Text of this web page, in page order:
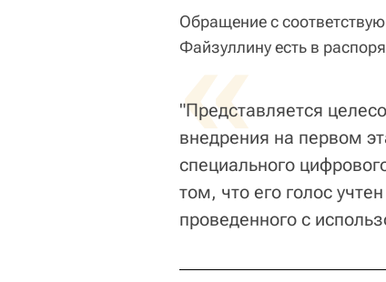
Обращение с
Файзуллину есть в
«
"Представляется
внедрения на первом
специального
том, что его голос
проведенного с